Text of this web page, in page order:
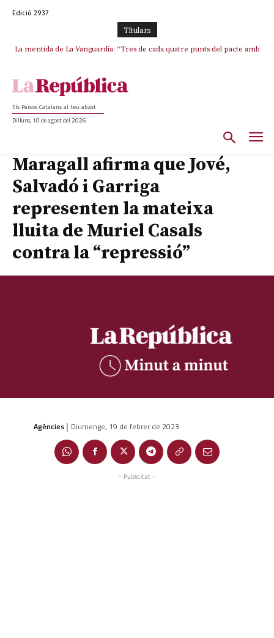
Edició 2937
TItulars
La mentida de La Vanguardia: “Tres de cada quatre punts del pacte amb
La covardia de l’independentisme català frena la caiguda de l’Estat a
Els Països Catalans al teu abast
Dilluns, 10 de agost del 2026
Maragall afirma que Jové,
Salvadó i Garriga
representen la mateixa
lluita de Muriel Casals
contra la “repressió”
Agències | Diumenge, 19 de febrer de 2023
- Publicitat -